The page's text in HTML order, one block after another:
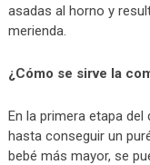
asadas al horno y
merienda.
¿Cómo se sirve la
En la primera etapa
hasta conseguir un
bebé más mayor, se